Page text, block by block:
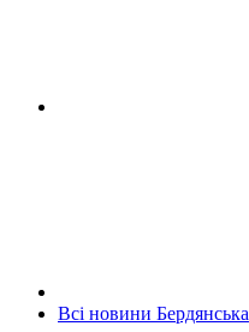
Всі новини Бердянська